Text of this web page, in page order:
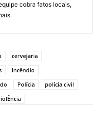
cobra fatos locais,
cervejaria
incêndio
Polícia
polícia civil